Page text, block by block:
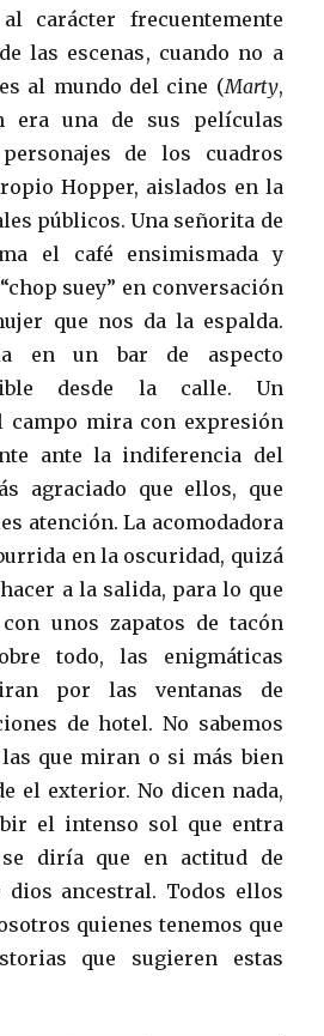
carácter frecuentemente
las escenas, cuando no a
al mundo del cine (Marty,
era una de sus películas
de los cuadros
Hopper, aislados en la
públicos. Una señorita de
el café ensimismada y
suey” en conversación
que nos da la espalda.
en un bar de aspecto
desde la calle. Un
campo mira con expresión
ante la indiferencia del
agraciado que ellos, que
atención. La acomodadora
en la oscuridad, quizá
a la salida, para lo que
unos zapatos de tacón
todo, las enigmáticas
por las ventanas de
de hotel. No sabemos
que miran o si más bien
el exterior. No dicen nada,
el intenso sol que entra
diría que en actitud de
dios ancestral. Todos ellos
quienes tenemos que
que sugieren estas